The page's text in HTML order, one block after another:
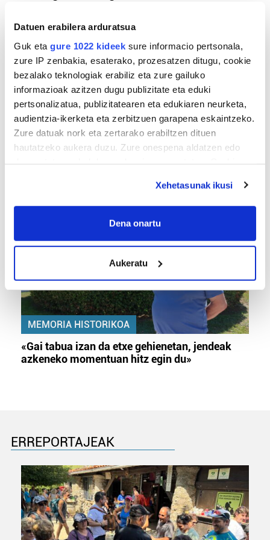
Datuen erabilera arduratsua
Guk eta gure 1022 kideek sure informacio pertsonala,
zure IP zenbakia, esaterako, prozesatzen ditugu, cookie
bezalako teknologiak erabiliz eta zure gailuko
informazioak azitzen dugu publizitate eta eduki
pertsonalizatua, publizitatearen eta edukiaren neurketa,
audientzia-ikerketa eta zerbitzuen garapena eskaintzeko.
Zure datuak nork eta zertarako erabiltzen dituen
hautatzeko aukera duzu. Zure onespena aldatzen edo
If you allow, we would also like to:
Collect information about your geographical
meters
Identify your device by actively scanning it for
specific characteristics (fingerprinting)
Find out more about how your personal data is processed
and set your preferences in thedetails section.
Guk eta gure bazkideek zure datu pertsonalak
prozesatzen ditugu, zure IP zenbakia, besteak beste,
teknologia erabiliz, cookieak adibidez, iragarki eta eduki
interes komertzial legitimoetan babesten dira. Ikusi gure
bazkideen zerrenda, beren ustez zein helburutarako
duten interes legitimoa eta horren aurka nola egin
dezakezun ikusteko.
Xehetasunak ikusi
Dena onartu
Aukeratu
TXIRRINDULARITZA
MEMORIA HISTORIKOA
«Gai tabua izan da etxe gehienetan, jendeak
azkeneko momentuan hitz egin du»
ERREPORTAJEAK